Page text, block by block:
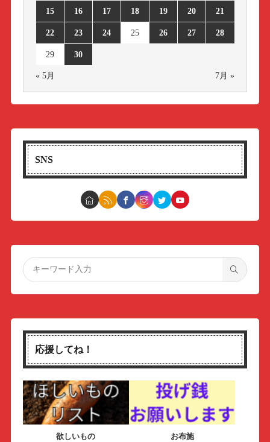
15 16 17 18 19 20 21
22 23 24 25 26 27 28
29 30
« 5月 7月 »
SNS
応援してね！
欲しいもの
お布施